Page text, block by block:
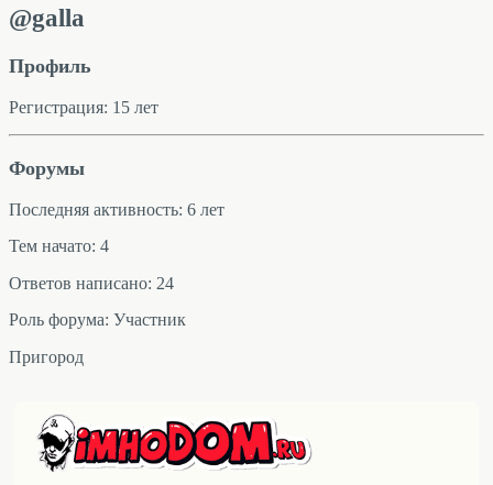
@galla
Профиль
Регистрация: 15 лет
Форумы
Последняя активность: 6 лет
Тем начато: 4
Ответов написано: 24
Роль форума: Участник
Пригород